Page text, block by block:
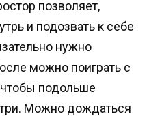
позволяет,
и подозвать к себе
нужно
можно поиграть с
подольше
Можно дождаться